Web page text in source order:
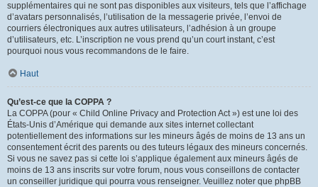
supplémentaires qui ne sont pas disponibles aux visiteurs, tels que l’affichage
d’avatars personnalisés, l’utilisation de la messagerie privée, l’envoi de
courriers électroniques aux autres utilisateurs, l’adhésion à un groupe
d’utilisateurs, etc. L’inscription ne vous prend qu’un court instant, c’est
pourquoi nous vous recommandons de le faire.
Haut
Qu’est-ce que la COPPA ?
La COPPA (pour « Child Online Privacy and Protection Act ») est une loi des
États-Unis d’Amérique qui demande aux sites internet collectant
potentiellement des informations sur les mineurs âgés de moins de 13 ans un
consentement écrit des parents ou des tuteurs légaux des mineurs concernés.
Si vous ne savez pas si cette loi s’applique également aux mineurs âgés de
moins de 13 ans inscrits sur votre forum, nous vous conseillons de contacter
un conseiller juridique qui pourra vous renseigner. Veuillez noter que phpBB